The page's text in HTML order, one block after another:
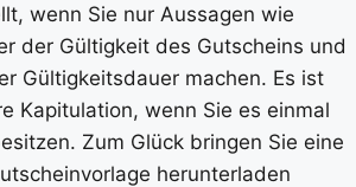
wenn Sie nur Aussagen wie
der Gültigkeit des Gutscheins und
Gültigkeitsdauer machen. Es ist
Kapitulation, wenn Sie es einmal
Zum Glück bringen Sie eine
herunterladen